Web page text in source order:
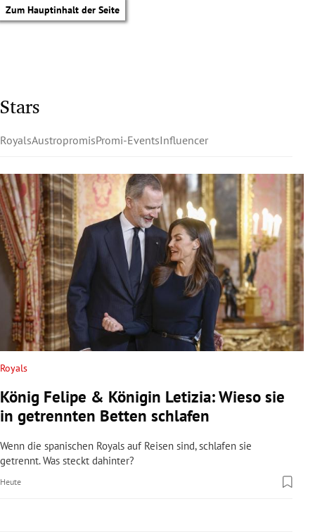
Zum Hauptinhalt der Seite
Untermenü
Untermenü
Untermenü
Untermenü
Untermenü
Stars
RoyalsAustropromisPromi-EventsInfluencer
Royals
König Felipe & Königin Letizia: Wieso sie
in getrennten Betten schlafen
Wenn die spanischen Royals auf Reisen sind, schlafen sie
getrennt. Was steckt dahinter?
Heute